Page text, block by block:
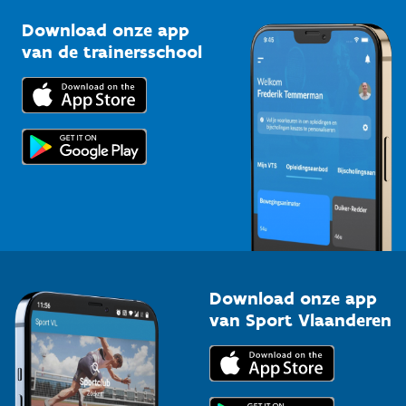
Bedrijven
Trainers en begeleiders
Topsporters
Kennisplatform
Downloads
Voor de pers
Download onze app
van de trainersschool
Download onze app
van Sport Vlaanderen